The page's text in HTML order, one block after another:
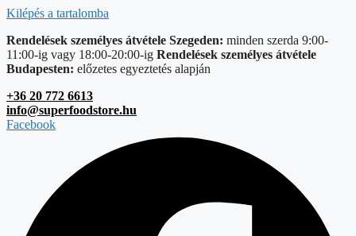
Kilépés a tartalomba
Rendelések személyes átvétele Szegeden: minden szerda 9:00-
11:00-ig vagy 18:00-20:00-ig Rendelések személyes átvétele
Budapesten: előzetes egyeztetés alapján
+36 20 772 6613
info@superfoodstore.hu
Facebook